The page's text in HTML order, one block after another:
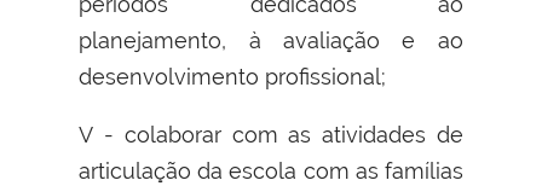
planejamento, à avaliação e ao
desenvolvimento profissional;
V - colaborar com as atividades de
articulação da escola com as famílias